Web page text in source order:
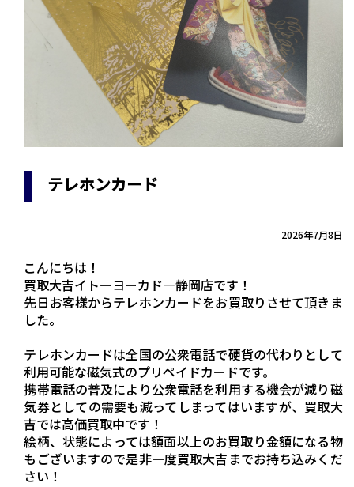
テレホンカード
2026年7月8日
こんにちは！
買取大吉イトーヨーカド―静岡店です！
先日お客様からテレホンカードをお買取りさせて頂きま
した。
テレホンカードは全国の公衆電話で硬貨の代わりとして
利用可能な磁気式のプリペイドカードです。
携帯電話の普及により公衆電話を利用する機会が減り磁
気券としての需要も減ってしまってはいますが、買取大
吉では高価買取中です！
絵柄、状態によっては額面以上のお買取り金額になる物
もございますので是非一度買取大吉までお持ち込みくだ
さい！